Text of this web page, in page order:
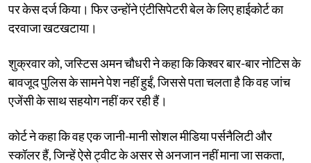
पर केस दर्ज किया। फिर उन्होंने एंटीसिपेटरी बेल के लिए हाईकोर्ट का
दरवाजा खटखटाया।
शुक्रवार को, जस्टिस अमन चौधरी ने कहा कि किश्वर बार-बार नोटिस के
बावजूद पुलिस के सामने पेश नहीं हुईं, जिससे पता चलता है कि वह जांच
एजेंसी के साथ सहयोग नहीं कर रही हैं।
कोर्ट ने कहा कि वह एक जानी-मानी सोशल मीडिया पर्सनैलिटी और
स्कॉलर हैं, जिन्हें ऐसे ट्वीट के असर से अनजान नहीं माना जा सकता,